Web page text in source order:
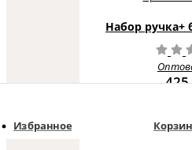
Избранное
Набор ручка+
425